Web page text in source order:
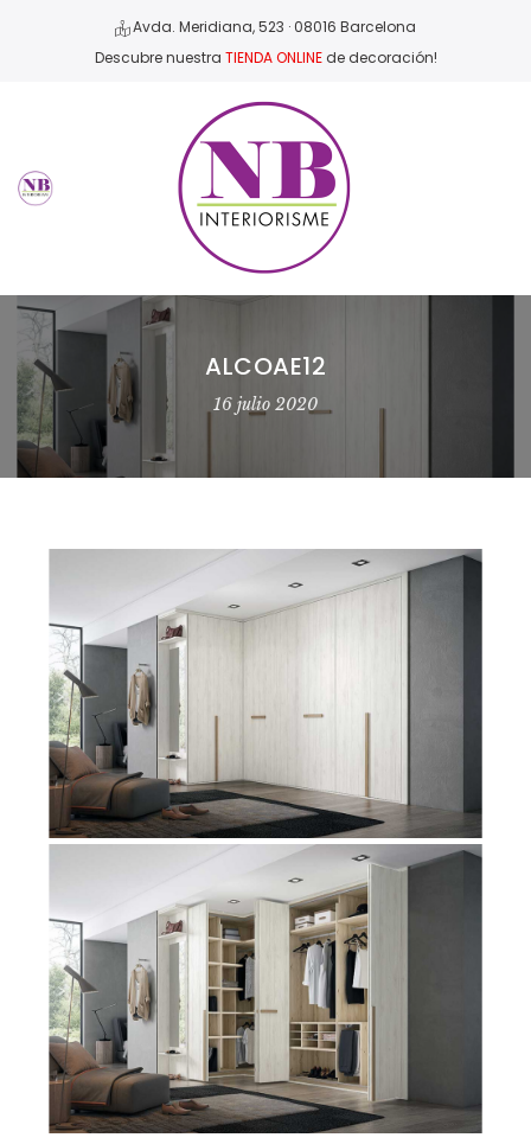
Avda. Meridiana, 523 · 08016 Barcelona
Descubre nuestra TIENDA ONLINEde decoración!
ALCOAE12
16 julio 2020